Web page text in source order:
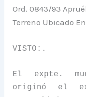
Ord. 0843/93
Terreno Ubicado
VISTO:.
El expte.
originó
el